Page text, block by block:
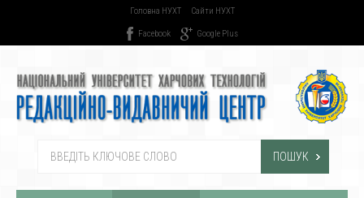
Головна НУХТ Сайти НУХТ
Facebook Google Plus
ПОШУК